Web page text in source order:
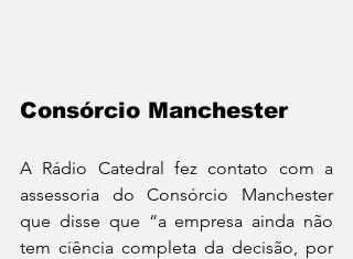
Consórcio Manchester
A Rádio Catedral fez contato com a
assessoria do Consórcio Manchester
que disse que “a empresa ainda não
tem ciência completa da decisão, por